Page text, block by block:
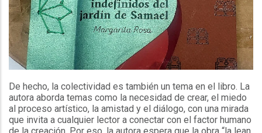
De hecho, la colectividad es también un tema en el libro. La
autora aborda temas como la necesidad de crear, el miedo
al proceso artístico, la amistad y el diálogo, con una mirada
que invita a cualquier lector a conectar con el factor humano